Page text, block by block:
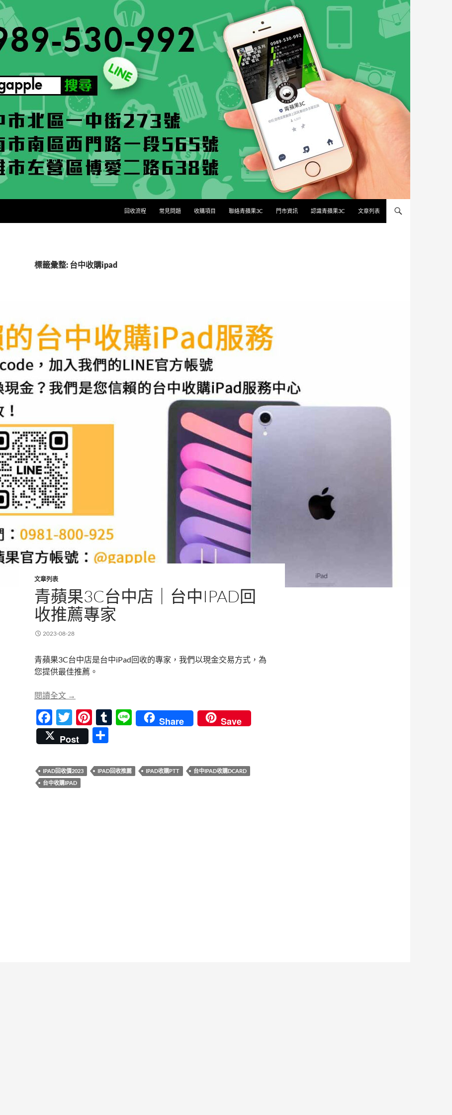
回收流程 常見問題 收購項目 聯絡青蘋果3C 門市資訊 認識青蘋果3C 文章列表
標籤彙整: 台中收購ipad
文章列表
青蘋果3C台中店｜台中IPAD回
收推薦專家
2023-08-28
青蘋果3C台中店是台中iPad回收的專家，我們以現金交易方式，為
您提供最佳推薦。
閱讀全文 青蘋果3C台中店｜台中iPad回收推薦專家
→
F
ac
e
b
o
T
w
itt
er
Pi
nt
er
es
t
T
bl
r
Li
n
Share
Save
Post
IPAD回收價2023 IPAD回收推薦 IPAD收購PTT
台中IPAD收購DCARD
台中收購IPAD